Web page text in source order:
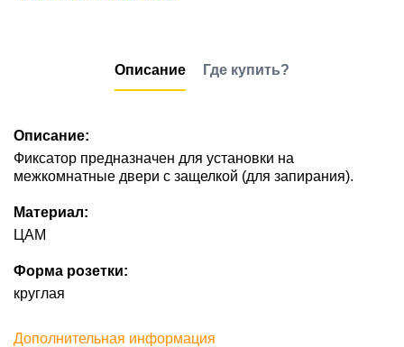
Описание Где купить?
Описание:
Фиксатор предназначен для установки на
межкомнатные двери с защелкой (для запирания).
Материал:
ЦАМ
Форма розетки:
круглая
Дополнительная информация